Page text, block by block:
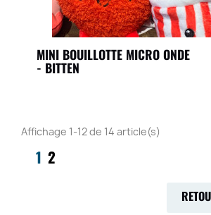
MINI BOUILLOTTE MICRO ONDE
- BITTEN
Affichage 1-12 de 14 article(s)
1 2